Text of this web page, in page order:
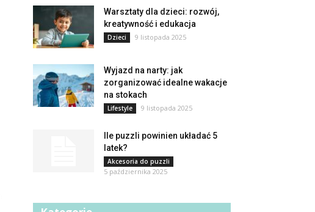
Warsztaty dla dzieci: rozwój,
kreatywność i edukacja
Dzieci 9 listopada 2025
Wyjazd na narty: jak
zorganizować idealne wakacje
na stokach
Lifestyle 9 listopada 2025
Ile puzzli powinien układać 5
latek?
Akcesoria do puzzli
5 października 2025